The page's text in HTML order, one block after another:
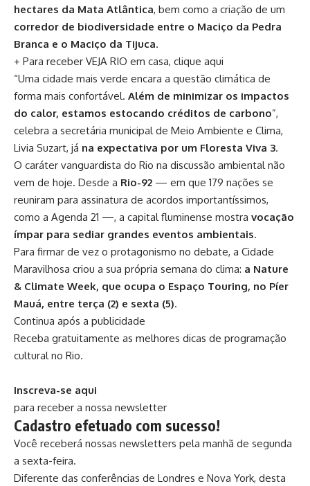
hectares da Mata Atlântica, bem como a criação de um
corredor de biodiversidade entre o Maciço da Pedra
Branca e o Maciço da Tijuca.
+ Para receber VEJA RIO em casa, clique aqui
“Uma cidade mais verde encara a questão climática de
forma mais confortável. Além de minimizar os impactos
do calor, estamos estocando créditos de carbono”,
celebra a secretária municipal de Meio Ambiente e Clima,
Livia Suzart, já na expectativa por um Floresta Viva 3.
O caráter vanguardista do Rio na discussão ambiental não
vem de hoje. Desde a Rio-92 — em que 179 nações se
reuniram para assinatura de acordos importantíssimos,
como a Agenda 21 —, a capital fluminense mostra vocação
ímpar para sediar grandes eventos ambientais.
Para firmar de vez o protagonismo no debate, a Cidade
Maravilhosa criou a sua própria semana do clima: a Nature
& Climate Week, que ocupa o Espaço Touring, no Píer
Mauá, entre terça (2) e sexta (5).
Continua após a publicidade
Receba gratuitamente as melhores dicas de programação
cultural no Rio.
Inscreva-se aqui
para receber a nossa newsletter
Cadastro efetuado com sucesso!
Você receberá nossas newsletters pela manhã de segunda
a sexta-feira.
Diferente das conferências de Londres e Nova York, desta